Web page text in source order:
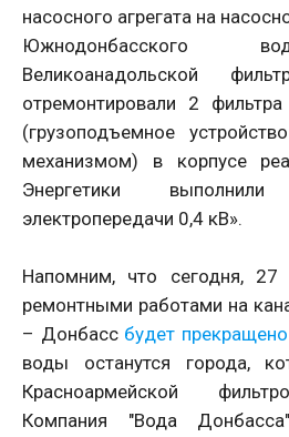
насосного агрегата на
Южнодонбасского
Великоанадольской
отремонтировали 2
(грузоподъемное
механизмом) в корпусе
Энергетики
электропередачи 0,4 кВ».
Напомним, что сегодня,
ремонтными работами на
– Донбасс будет
воды останутся города,
Красноармейской
Компания "Вода